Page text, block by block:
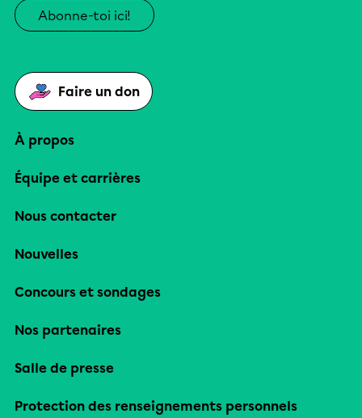
Abonne-toi ici!
Faire un don
À propos
Équipe et carrières
Nous contacter
Nouvelles
Concours et sondages
Nos partenaires
Salle de presse
Protection des renseignements personnels